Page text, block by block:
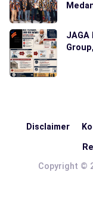
JAGA
Disclaimer
Copyright ©